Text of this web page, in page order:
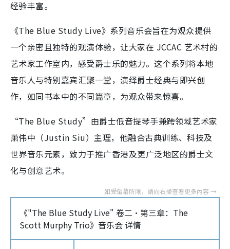
经验丰富。
《The Blue Study Live》系列音乐会旨在为观众提供
一个亲密且独特的观演体验，让大家在 JCCAC 艺术村的
艺术家工作室内，感受爵士乐的魅力。这个系列将本地
音乐人与特别嘉宾汇聚一堂，演绎爵士经典与即兴创
作，如同书本中的不同篇章，为观众带来惊喜。
“The Blue Study”由爵士低音提琴手兼跨领域艺术家
萧伟中（Justin Siu）主理，他融合古典训练、科技及
世界音乐元素，致力于推广香港及更广泛地区的爵士文
化与创意艺术。
《"The Blue Study Live" 卷二・第三章：The
Scott Murphy Trio》音乐会 详情